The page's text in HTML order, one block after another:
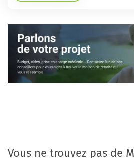
Vous ne trouvez pas de